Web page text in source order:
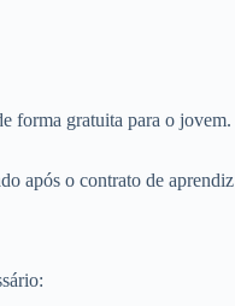
forma gratuita para o jovem.
após o contrato de